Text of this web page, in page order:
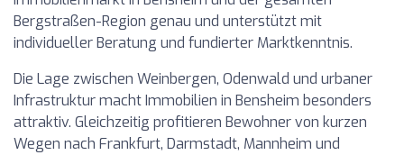
Bergstraßen-Region genau und unterstützt mit
individueller Beratung und fundierter Marktkenntnis.
Die Lage zwischen Weinbergen, Odenwald und urbaner
Infrastruktur macht Immobilien in Bensheim besonders
attraktiv. Gleichzeitig profitieren Bewohner von kurzen
Wegen nach Frankfurt, Darmstadt, Mannheim und